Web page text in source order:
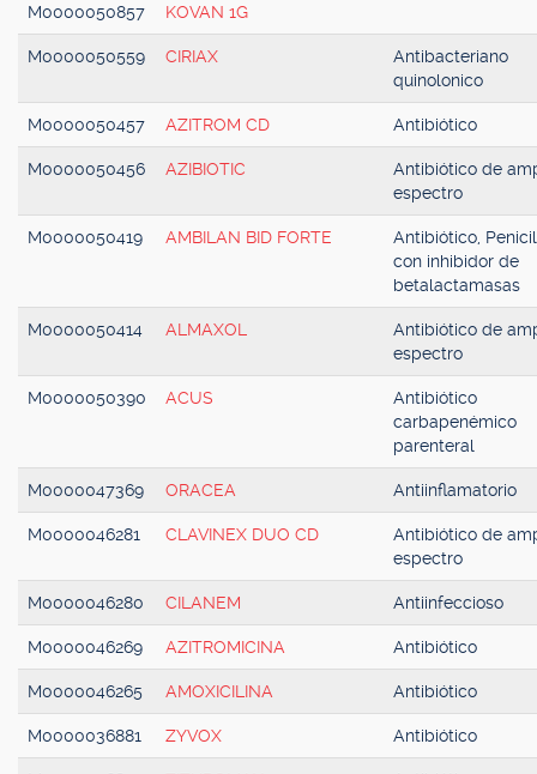
M0000050857 KOVAN 1G
M0000050559 CIRIAX
Antibacteriano
quinolonico
M0000050457 AZITROM CD Antibiótico
M0000050456 AZIBIOTIC
Antibiótico de
espectro
M0000050419 AMBILAN BID FORTE
Antibiótico,
con inhibidor de
betalactamasas
M0000050414 ALMAXOL
Antibiótico de
espectro
M0000050390 ACUS
Antibiótico
carbapenémico
parenteral
M0000047369 ORACEA Antiinflamatorio
M0000046281 CLAVINEX DUO CD
Antibiótico de
espectro
M0000046280 CILANEM Antiinfeccioso
M0000046269 AZITROMICINA Antibiótico
M0000046265 AMOXICILINA Antibiótico
M0000036881 ZYVOX Antibiótico